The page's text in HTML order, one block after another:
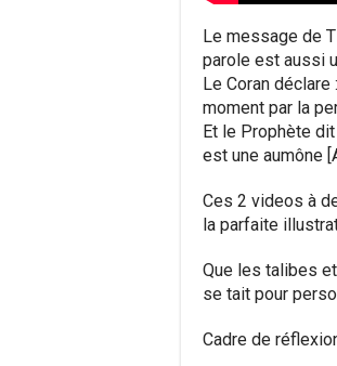
Le message de
parole est aussi
Le Coran
moment par la
Et le Prophète
est une aumône
Ces 2 videos à
la parfaite
Que les talibes
se tait pour
Cadre de